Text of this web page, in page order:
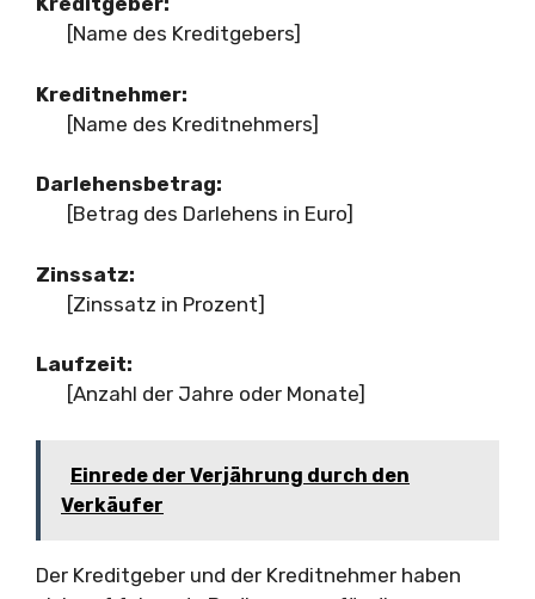
[Name des Kreditgebers]
Kreditnehmer:
[Name des Kreditnehmers]
Darlehensbetrag:
[Betrag des Darlehens in Euro]
Zinssatz:
[Zinssatz in Prozent]
Laufzeit:
[Anzahl der Jahre oder Monate]
Einrede der Verjährung durch den
Verkäufer
Der Kreditgeber und der Kreditnehmer haben